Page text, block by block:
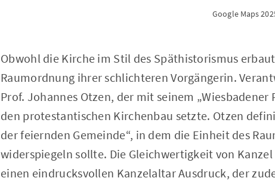
Google Maps
Obwohl die Kirche im Stil des Späthistorismus
Raumordnung ihrer schlichteren Vorgängerin.
Prof. Johannes Otzen, der mit seinem
den protestantischen Kirchenbau setzte. Otzen
der feiernden Gemeinde“, in dem die Einheit des
widerspiegeln sollte. Die Gleichwertigkeit von
einen eindrucksvollen Kanzelaltar Ausdruck, der